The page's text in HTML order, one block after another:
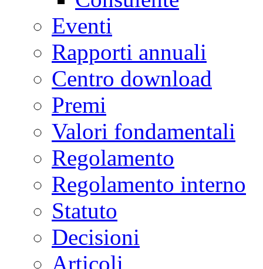
Eventi
Rapporti annuali
Centro download
Premi
Valori fondamentali
Regolamento
Regolamento interno
Statuto
Decisioni
Articoli